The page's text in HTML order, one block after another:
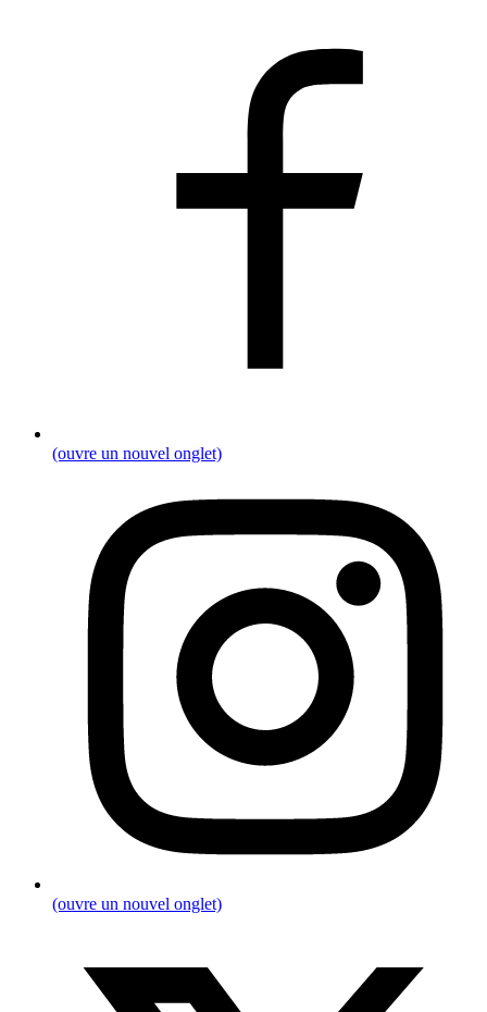
(ouvre un nouvel onglet)
(ouvre un nouvel onglet)